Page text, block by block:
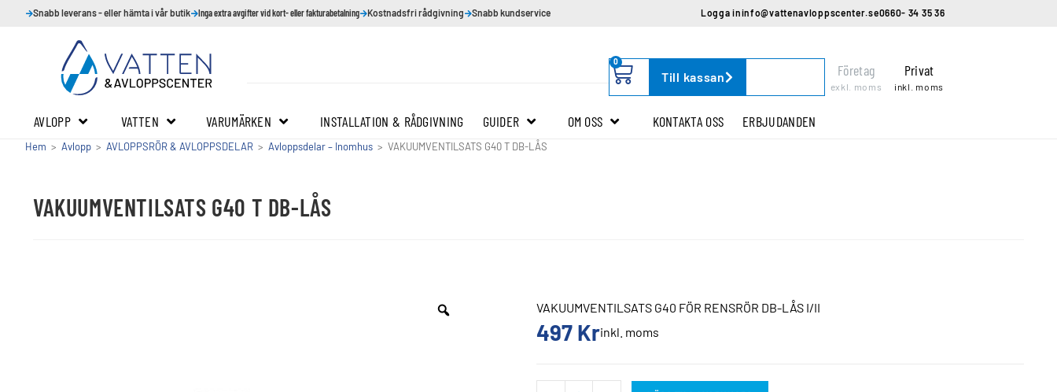
Snabb leverans - eller hämta i vår butik Inga extra avgifter vid kort- eller fakturabetalning Kostnadsfri rådgivning Snabb kundservice Logga ininfo@vattenavloppscenter.se0660- 34 35 36
0
Till kassan Företag
exkl. moms
Privat
inkl. moms
AVLOPP VATTEN VARUMÄRKEN INSTALLATION & RÅDGIVNING GUIDER OM OSS KONTAKTA OSS ERBJUDANDEN
Hem > Avlopp > AVLOPPSRÖR & AVLOPPSDELAR > Avloppsdelar – Inomhus > VAKUUMVENTILSATS G40 T DB-LÅS
VAKUUMVENTILSATS G40 T DB-LÅS
VAKUUMVENTILSATS G40 FÖR RENSRÖR DB-LÅS I/II
497 Krinkl. moms